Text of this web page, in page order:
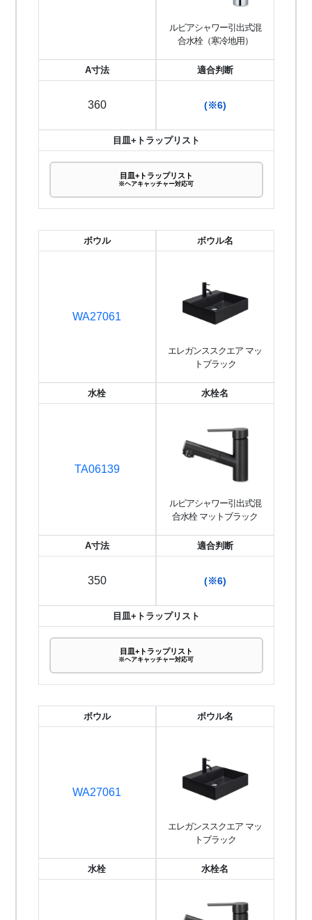
ルビアシャワー引出式混
合水栓（寒冷地用）
A寸法
360
適合判断
(※6)
目皿+トラップリスト
目皿+トラップリスト
※ヘアキャッチャー対応可
ボウル
WA27061
ボウル名
エレガンススクエア マッ
トブラック
水栓
TA06139
水栓名
ルビアシャワー引出式混
合水栓 マットブラック
A寸法
350
適合判断
(※6)
目皿+トラップリスト
目皿+トラップリスト
※ヘアキャッチャー対応可
ボウル
WA27061
ボウル名
エレガンススクエア マッ
トブラック
水栓 水栓名